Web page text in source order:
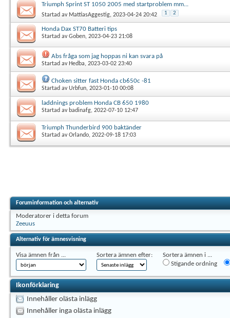
Triumph Sprint ST 1050 2005 med startproblem mm...
Startad av MattiasAggestig, 2023-04-24 20:42 1 2
Honda Dax ST70 Batteri tips
Startad avGoben, 2023-04-23 21:08
Abs fråga som jag hoppas ni kan svara på
Startad av Hedba, 2023-03-02 23:40
Choken sitter fast Honda cb650c -81
Startad avUrbfun, 2023-01-10 00:08
laddnings problem Honda CB 650 1980
Startad av badinafg, 2022-07-10 12:47
Triumph Thunderbird 900 baktänder
Startad avOrlando, 2022-09-18 17:03
Foruminformation och alternativ
Moderatorer i detta forum
Zeeuus
Alternativ för ämnesvisning
Visa ämnen från ... Sortera ämnen efter:
Sortera ämnen i ...
Stigande ordning
Ikonförklaring
Innehåller olästa inlägg
Innehåller inga olästa inlägg